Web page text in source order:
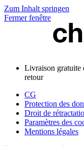
Zum Inhalt springen
Fermer fenêtre
Livraison gratuite
retour
CG
Protection des
Droit de
Paramètres des
Mentions légales